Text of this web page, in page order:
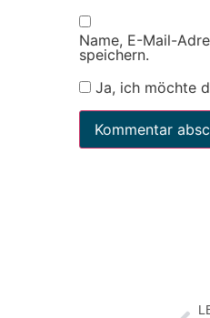
Name, E-Mail-
speichern.
Ja, ich möchte